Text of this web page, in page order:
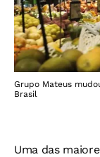
Grupo Mateus
Brasil
Uma das